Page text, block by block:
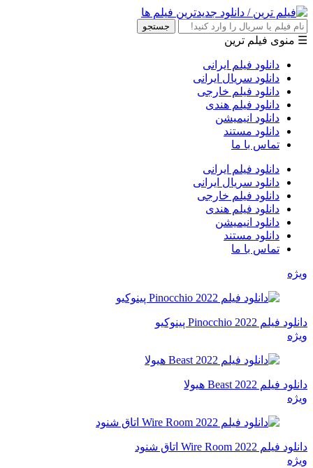
جستجو
☰ منوی فیلم ترین
دانلود فیلم ایرانی
دانلود سریال ایرانی
دانلود فیلم خارجی
دانلود فیلم هندی
دانلود انیمیشن
دانلود مستند
تماس با ما
دانلود فیلم ایرانی
دانلود سریال ایرانی
دانلود فیلم خارجی
دانلود فیلم هندی
دانلود انیمیشن
دانلود مستند
تماس با ما
ویژه
دانلود فیلم Pinocchio 2022 پینوکیو
ویژه
دانلود فیلم Beast 2022 هیولا
ویژه
دانلود فیلم Wire Room 2022 اتاق شنود
ویژه